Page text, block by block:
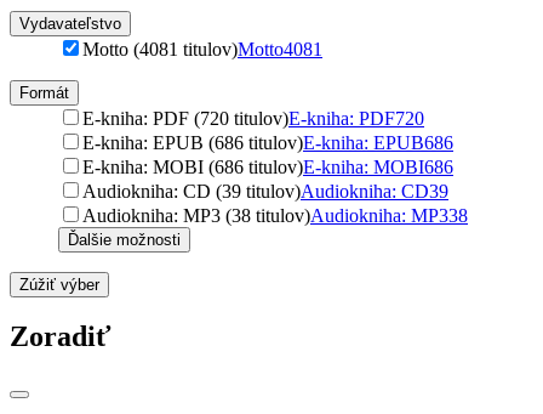
Vydavateľstvo
Motto (4081 titulov)Motto4081
Formát
E-kniha: PDF (720 titulov)E-kniha: PDF720
E-kniha: EPUB (686 titulov)E-kniha: EPUB686
E-kniha: MOBI (686 titulov)E-kniha: MOBI686
Audiokniha: CD (39 titulov)Audiokniha: CD39
Audiokniha: MP3 (38 titulov)Audiokniha: MP338
Ďalšie možnosti
Zúžiť výber
Zoradiť